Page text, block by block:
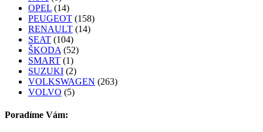
OPEL (14)
PEUGEOT (158)
RENAULT (14)
SEAT (104)
ŠKODA (52)
SMART (1)
SUZUKI (2)
VOLKSWAGEN (263)
VOLVO (5)
Poradíme Vám: